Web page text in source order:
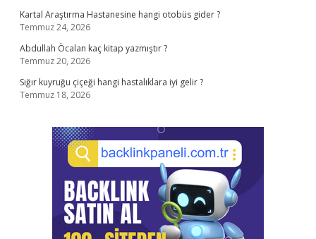
Kartal Araştırma Hastanesine hangi otobüs gider ?
Temmuz 24, 2026
Abdullah Öcalan kaç kitap yazmıştır ?
Temmuz 20, 2026
Sığır kuyruğu çiçeği hangi hastalıklara iyi gelir ?
Temmuz 18, 2026